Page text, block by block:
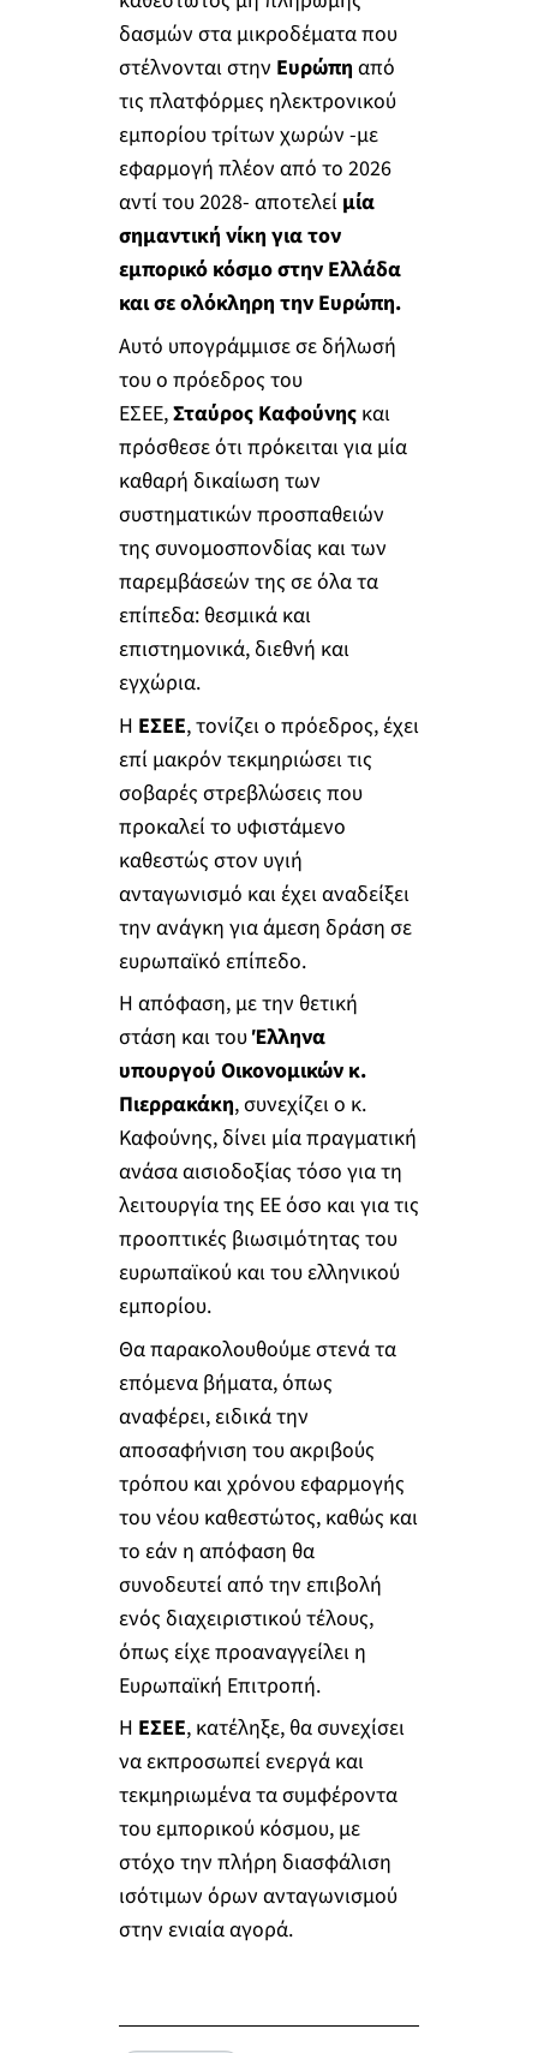
δασμών στα μικροδέματα που
στέλνονται στην Ευρώπη από
τις πλατφόρμες ηλεκτρονικού
εμπορίου τρίτων χωρών -με
εφαρμογή πλέον από το 2026
αντί του 2028- αποτελείμία
σημαντική νίκη για τον
εμπορικό κόσμο στην Ελλάδα
και σε ολόκληρη την Ευρώπη.
Αυτό υπογράμμισε σε δήλωσή
του ο πρόεδρος του
ΕΣΕΕ,Σταύρος Καφούνηςκαι
πρόσθεσε ότι πρόκειται για μία
καθαρή δικαίωση των
συστηματικών προσπαθειών
της συνομοσπονδίας και των
παρεμβάσεών της σε όλα τα
επίπεδα: θεσμικά και
επιστημονικά, διεθνή και
εγχώρια.
Η ΕΣΕΕ, τονίζει ο πρόεδρος, έχει
επί μακρόν τεκμηριώσει τις
σοβαρές στρεβλώσεις που
προκαλεί το υφιστάμενο
καθεστώς στον υγιή
ανταγωνισμό και έχει αναδείξει
την ανάγκη για άμεση δράση σε
ευρωπαϊκό επίπεδο.
Η απόφαση, με την θετική
στάση και τουΈλληνα
υπουργού Οικονομικών κ.
Πιερρακάκη, συνεχίζει ο κ.
Καφούνης, δίνει μία πραγματική
ανάσα αισιοδοξίας τόσο για τη
λειτουργία της ΕΕ όσο και για τις
προοπτικές βιωσιμότητας του
ευρωπαϊκού και του ελληνικού
εμπορίου.
Θα παρακολουθούμε στενά τα
επόμενα βήματα, όπως
αναφέρει, ειδικά την
αποσαφήνιση του ακριβούς
τρόπου και χρόνου εφαρμογής
του νέου καθεστώτος, καθώς και
το εάν η απόφαση θα
συνοδευτεί από την επιβολή
ενός διαχειριστικού τέλους,
όπως είχε προαναγγείλει η
Ευρωπαϊκή Επιτροπή.
Η ΕΣΕΕ, κατέληξε, θα συνεχίσει
να εκπροσωπεί ενεργά και
τεκμηριωμένα τα συμφέροντα
του εμπορικού κόσμου, με
στόχο την πλήρη διασφάλιση
ισότιμων όρων ανταγωνισμού
στην ενιαία αγορά.